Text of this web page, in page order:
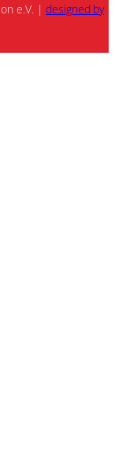
e.V. |designed by